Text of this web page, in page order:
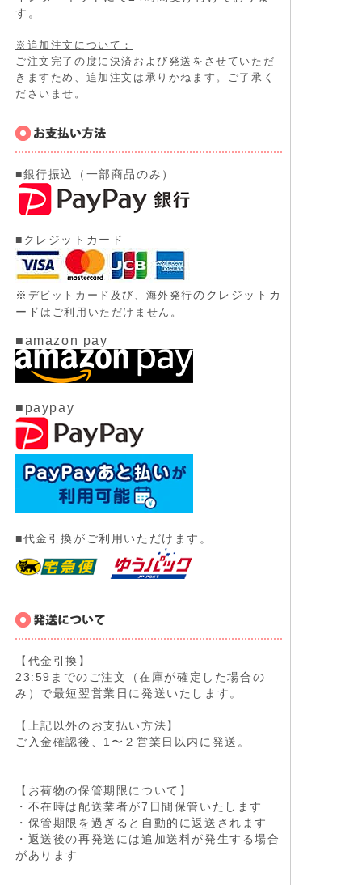
す。
※追加注文について：
ご注文完了の度に決済および発送をさせていただ
きますため、追加注文は承りかねます。ご了承く
ださいませ。
■銀行振込（一部商品のみ）
■クレジットカード
※ デビットカード及び、 海外発行のクレジットカ
ード はご利用いただけません。
■amazon pay
■paypay
■代金引換がご利用いただけます。
【代金引換】
23:59までのご注文（在庫が確定した場合の
み）で最短翌営業日に発送いたします。
【上記以外のお支払い方法】
ご入金確認後、1〜２営業日以内に発送。
【お荷物の保管期限について】
・不在時は配送業者が7日間保管いたします
・保管期限を過ぎると自動的に返送されます
・返送後の再発送には追加送料が発生する場合
があります